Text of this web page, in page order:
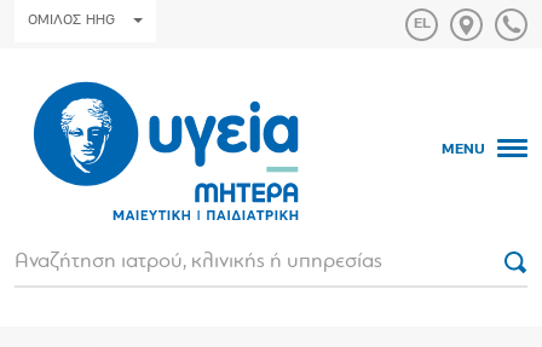
ΟΜΙΛΟΣ HHG
MENU